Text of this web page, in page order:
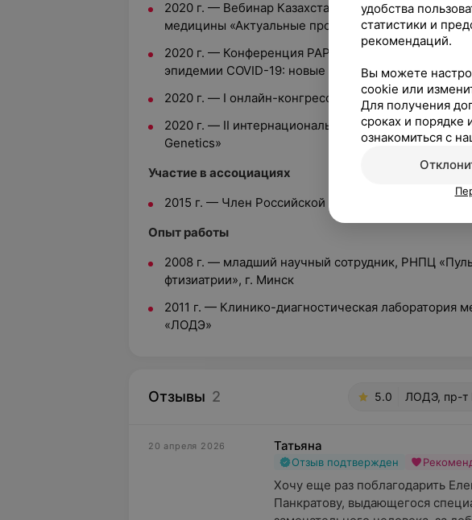
2020 г. — Вебинар Казахстанской ассоциации
медицины «Актуальные проблемы эмбриологии и
2020 г. — Конференция РАРЧ «Репродуктивные
эпидемии COVID-19: новые вызовы и старые
2020 г. — I онлайн-конгресс «Future Innovations for
2020 г. — II интернациональный саммит «Assisted
Genetics»
Участие в ассоциациях
2015 г. — Член Российской ассоциации
Опыт работы
2008 г. — младший научный сотрудник, РНПЦ
фтизиатрии», г. Минск
2011 г. — Клинико-диагностическая лаборатория
«ЛОДЭ»
Отзывы 2 5.0 ЛОДЭ, пр-т
20 апреля 2026 Татьяна
Отзыв подтвержден
Хочу еще раз поблагодарить
Панкратову, выдающегося
удобства
статистики и
рекомендаций.
Вы можете
cookie или
Для получения
сроках и порядке
ознакомиться с